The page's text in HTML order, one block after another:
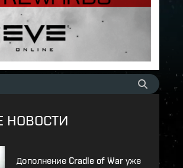
НОВОСТИ
Дополнение Cradle of War уже